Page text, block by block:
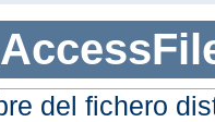
del fichero